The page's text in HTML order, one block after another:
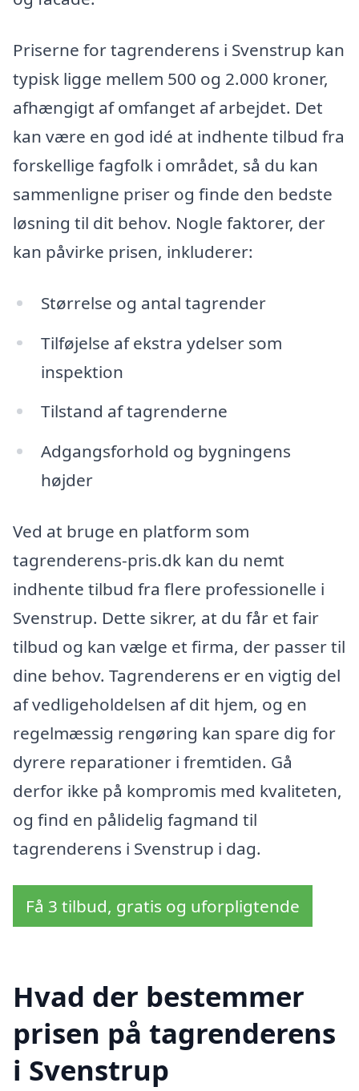
Priserne for tagrenderens i Svenstrup kan
typisk ligge mellem 500 og 2.000 kroner,
afhængigt af omfanget af arbejdet. Det
kan være en god idé at indhente tilbud fra
forskellige fagfolk i området, så du kan
sammenligne priser og finde den bedste
løsning til dit behov. Nogle faktorer, der
kan påvirke prisen, inkluderer:
Størrelse og antal tagrender
Tilføjelse af ekstra ydelser som
inspektion
Tilstand af tagrenderne
Adgangsforhold og bygningens
højder
Ved at bruge en platform som
tagrenderens-pris.dk kan du nemt
indhente tilbud fra flere professionelle i
Svenstrup. Dette sikrer, at du får et fair
tilbud og kan vælge et firma, der passer til
dine behov. Tagrenderens er en vigtig del
af vedligeholdelsen af dit hjem, og en
regelmæssig rengøring kan spare dig for
dyrere reparationer i fremtiden. Gå
derfor ikke på kompromis med kvaliteten,
og find en pålidelig fagmand til
tagrenderens i Svenstrup i dag.
Få 3 tilbud, gratis og uforpligtende
Hvad der bestemmer
prisen på tagrenderens
i Svenstrup